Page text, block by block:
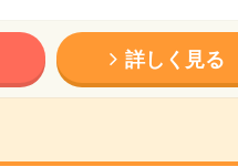
詳しく見る